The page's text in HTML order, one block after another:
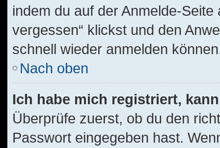
indem du auf der Anmelde-
vergessen“ klickst und den
schnell wieder anmelden
Nach oben
Ich habe mich registriert,
Überprüfe zuerst, ob du den
Passwort eingegeben hast.